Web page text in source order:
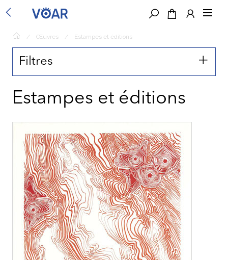
/ Œuvres / Estampes et éditions
Filtres
Découvrir les œuvres autour de moi
Estampes et éditions
Prix
0€ 33 000€
Dimensions
Estampes et éditions